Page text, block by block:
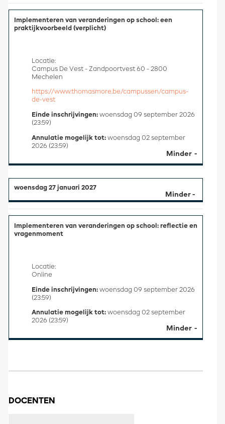
Implementeren van veranderingen op school: een
praktijkvoorbeeld (verplicht)
Minder
Locatie:
Campus De Vest - Zandpoortvest 60 - 2800
Mechelen
https://www.thomasmore.be/campussen/campus-
de-vest
Einde inschrijvingen: woensdag 09 september 2026
(23:59)
Annulatie mogelijk tot: woensdag 02 september
2026 (23:59)
woensdag 27 januari 2027
Implementeren van veranderingen op school: reflectie en
vragenmoment
Minder
Locatie:
Online
Einde inschrijvingen: woensdag 09 september 2026
(23:59)
Annulatie mogelijk tot: woensdag 02 september
2026 (23:59)
DOCENTEN